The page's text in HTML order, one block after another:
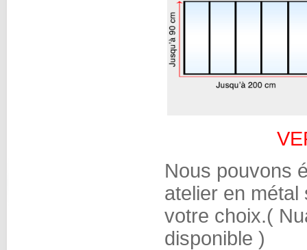
Nous pouvons
atelier en métal
votre choix.(
disponible )